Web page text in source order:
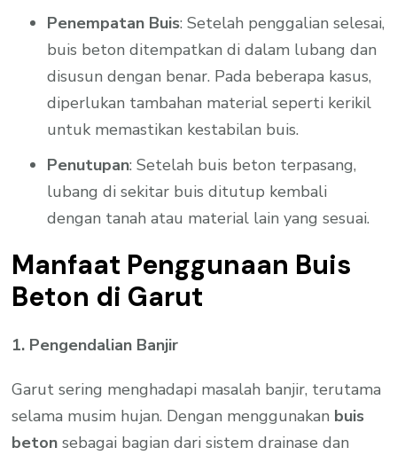
Penempatan Buis: Setelah penggalian selesai,
buis beton ditempatkan di dalam lubang dan
disusun dengan benar. Pada beberapa kasus,
diperlukan tambahan material seperti kerikil
untuk memastikan kestabilan buis.
Penutupan: Setelah buis beton terpasang,
lubang di sekitar buis ditutup kembali
dengan tanah atau material lain yang sesuai.
Manfaat Penggunaan Buis
Beton di Garut
1. Pengendalian Banjir
Garut sering menghadapi masalah banjir, terutama
selama musim hujan. Dengan menggunakan buis
beton sebagai bagian dari sistem drainase dan